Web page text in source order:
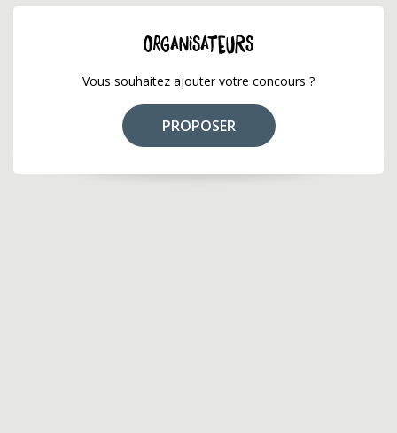
ORGANISATEURS
Vous souhaitez ajouter votre concours ?
PROPOSER